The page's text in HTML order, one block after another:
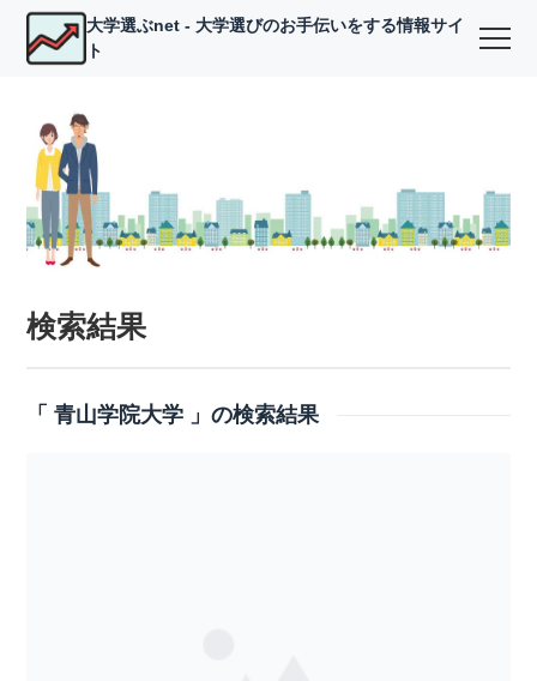
大学選ぶnet - 大学選びのお手伝いをする情報サイ
ト
検索結果
「 青山学院大学 」の検索結果